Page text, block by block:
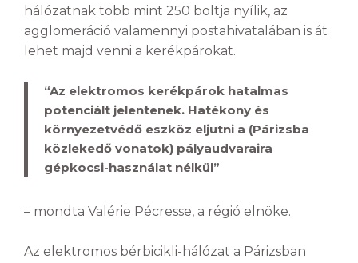
hálózatnak több mint 250 boltja nyílik, az
agglomeráció valamennyi postahivatalában is át
lehet majd venni a kerékpárokat.
“Az elektromos kerékpárok hatalmas
potenciált jelentenek. Hatékony és
környezetvédő eszköz eljutni a (Párizsba
közlekedő vonatok) pályaudvaraira
gépkocsi-használat nélkül”
– mondta Valérie Pécresse, a régió elnöke.
Az elektromos bérbicikli-hálózat a Párizsban